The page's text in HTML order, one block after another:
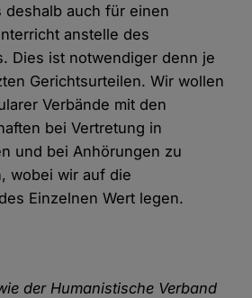
deshalb auch für einen
anstelle des
Dies ist notwendiger denn je
Gerichtsurteilen. Wir wollen
Verbände mit den
bei Vertretung in
und bei Anhörungen zu
wobei wir auf die
Einzelnen Wert legen.
der Humanistische Verband